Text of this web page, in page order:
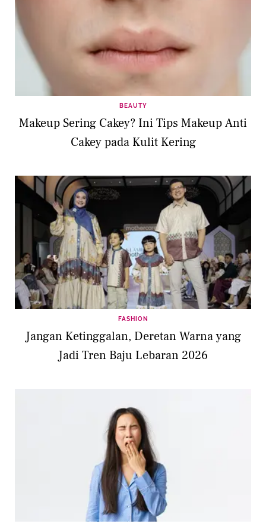
BEAUTY
Makeup Sering Cakey? Ini Tips Makeup Anti
Cakey pada Kulit Kering
FASHION
Jangan Ketinggalan, Deretan Warna yang
Jadi Tren Baju Lebaran 2026